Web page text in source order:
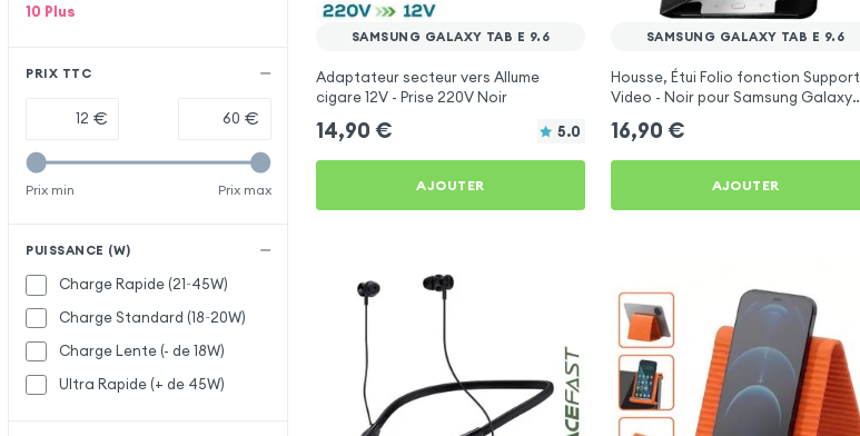
10 Plus
PRIX TTC
€ €
Prix min Prix max
PUISSANCE (W)
Charge Rapide (21~45W)
Charge Standard (18~20W)
Charge Lente (- de 18W)
Ultra Rapide (+ de 45W)
SAMSUNG GALAXY TAB E 9.6
Adaptateur secteur vers Allume
cigare 12V - Prise 220V Noir
14,90 € 5.0
AJOUTER
SAMSUNG GALAXY TAB E 9.6
Housse, Étui Folio fonction Support
Video - Noir pour Samsung Galaxy
16,90 €
AJOUTER